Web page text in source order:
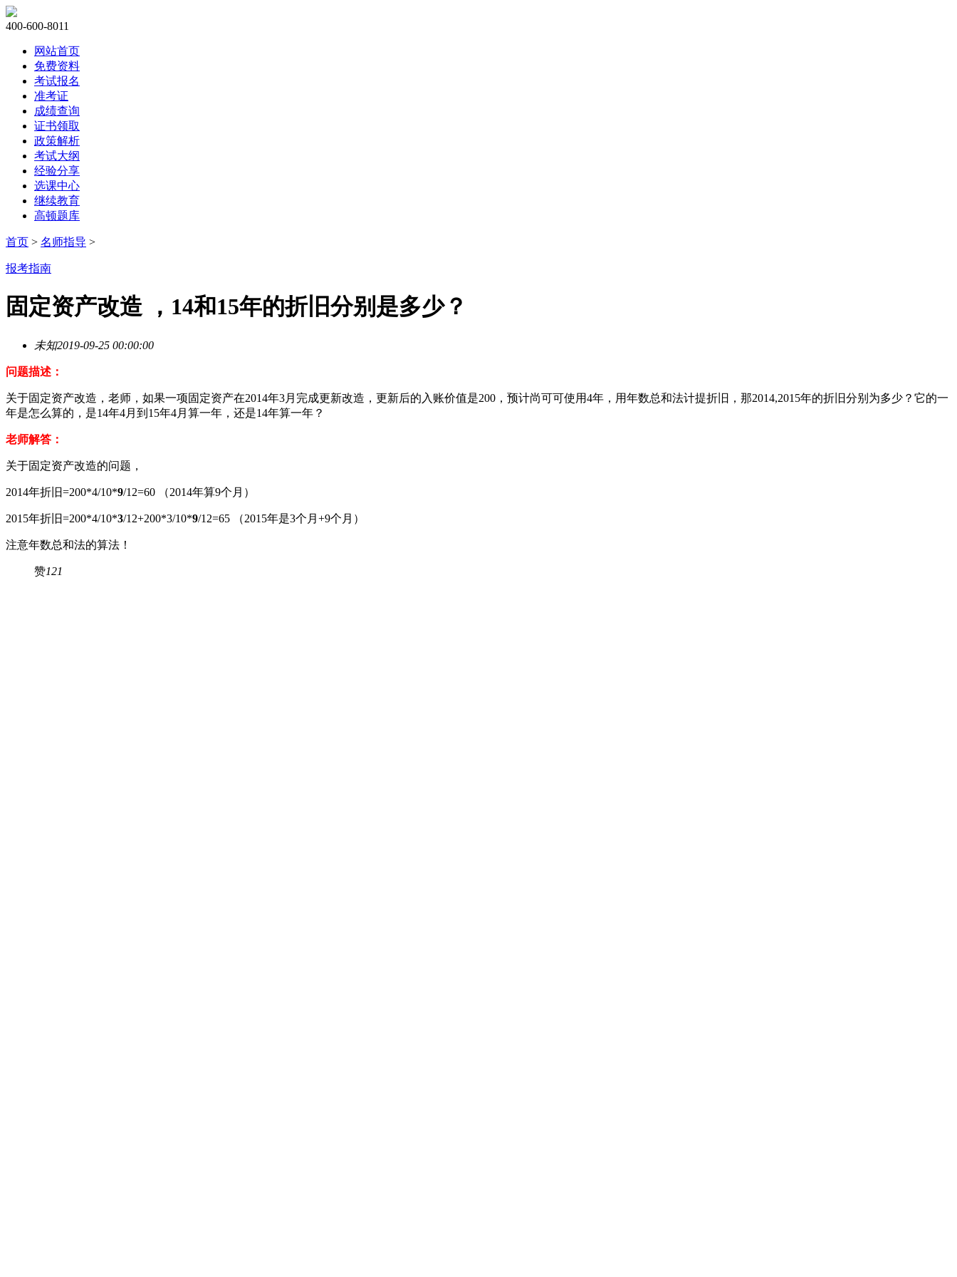
400-600-8011
网站首页
免费资料
考试报名
准考证
成绩查询
证书领取
政策解析
考试大纲
经验分享
选课中心
继续教育
高顿题库
首页 > 名师指导 >
报考指南
固定资产改造 ，14和15年的折旧分别是多少？
未知2019-09-25 00:00:00
问题描述：
关于固定资产改造，老师，如果一项固定资产在2014年3月完成更新改造，更新后的入账价值是200，预计尚可可使用4年，用年数总和法计提折旧，那2014,2015年的折旧分别为多少？它的一
年是怎么算的，是14年4月到15年4月算一年，还是14年算一年？
老师解答：
关于固定资产改造的问题，
2014年折旧=200*4/10*9/12=60 （2014年算9个月）
2015年折旧=200*4/10*3/12+200*3/10*9/12=65 （2015年是3个月+9个月）
注意年数总和法的算法！
赞121